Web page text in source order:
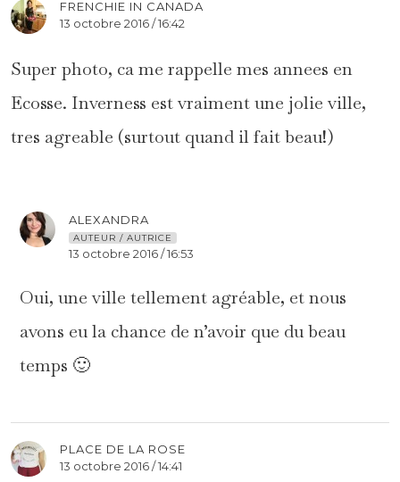
FRENCHIE IN CANADA
13 octobre 2016 / 16:42
Super photo, ca me rappelle mes annees en
Ecosse. Inverness est vraiment une jolie ville,
tres agreable (surtout quand il fait beau!)
ALEXANDRA
AUTEUR / AUTRICE
13 octobre 2016 / 16:53
Oui, une ville tellement agréable, et nous
avons eu la chance de n’avoir que du beau
temps 🙂
PLACE DE LA ROSE
13 octobre 2016 / 14:41